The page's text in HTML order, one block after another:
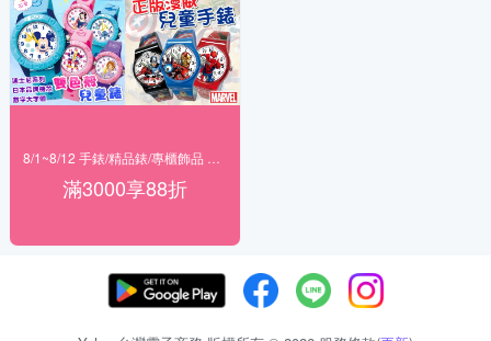
滿3000享88折